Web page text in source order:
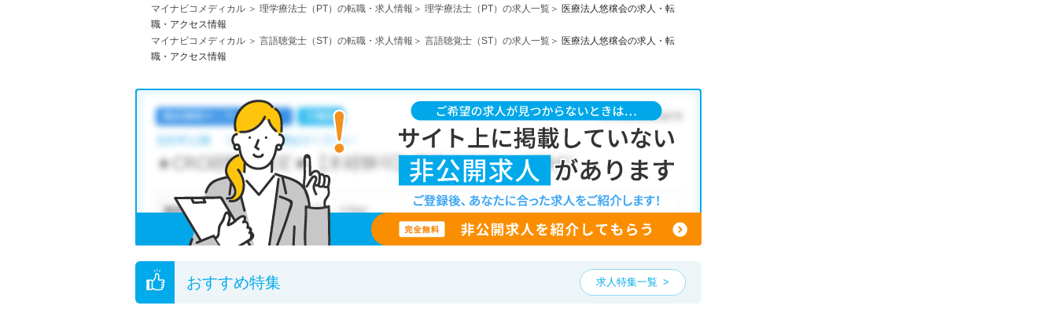
マイナビコメディカル 理学療法士（PT）の転職・求人情報 理学療法士（PT）の求人一覧
医療法人悠穣会の求人・転
職・アクセス情報
マイナビコメディカル
言語聴覚士（ST）の転職・求人情報 言語聴覚士（ST）の求人一覧
医療法人悠穣会の求人・転
職・アクセス情報
おすすめ特集 求人特集一覧